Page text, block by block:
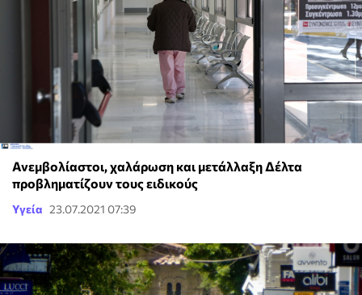
Ανεμβολίαστοι, χαλάρωση και μετάλλαξη Δέλτα
προβληματίζουν τους ειδικούς
Υγεία 23.07.2021 07:39